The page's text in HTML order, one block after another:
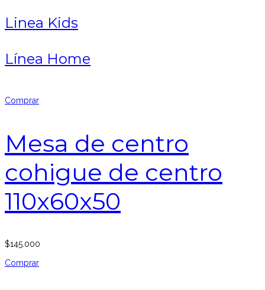
Linea Kids
Línea Home
Comprar
Mesa de centro
cohigue de centro
110x60x50
$145.000
Comprar